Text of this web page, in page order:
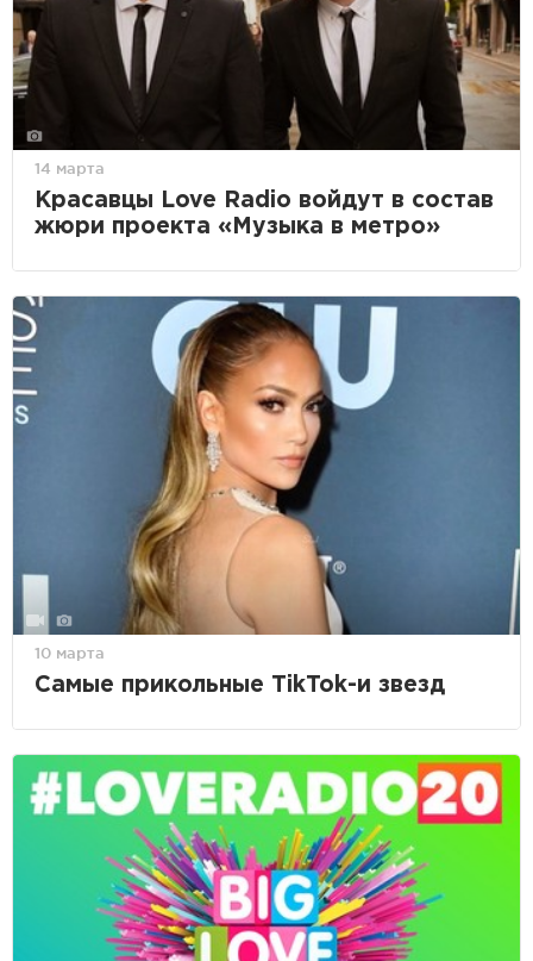
14 марта
Красавцы Love Radio войдут в состав
жюри проекта «Музыка в метро»
10 марта
Самые прикольные TikTok-и звезд